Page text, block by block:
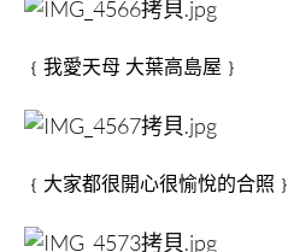
﹛我愛天母 大葉高島屋﹜
﹛大家都很開心很愉悅的合照﹜